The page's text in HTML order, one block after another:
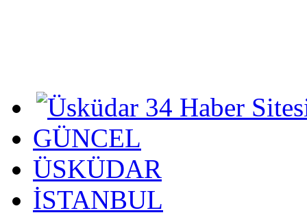
GÜNCEL
ÜSKÜDAR
İSTANBUL